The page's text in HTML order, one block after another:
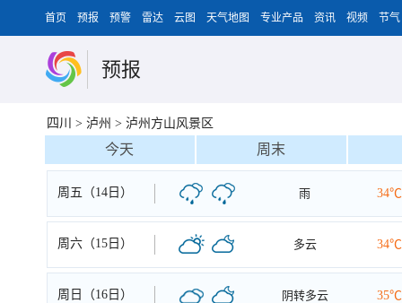
首页 预报 预警 雷达 云图 天气地图 专业产品 资讯 视频 节气
预报
四川 > 泸州 > 泸州方山风景区
今天 周末
周五（14日） 雨 34℃
周六（15日） 多云 34℃
周日（16日） 阴转多云 35℃